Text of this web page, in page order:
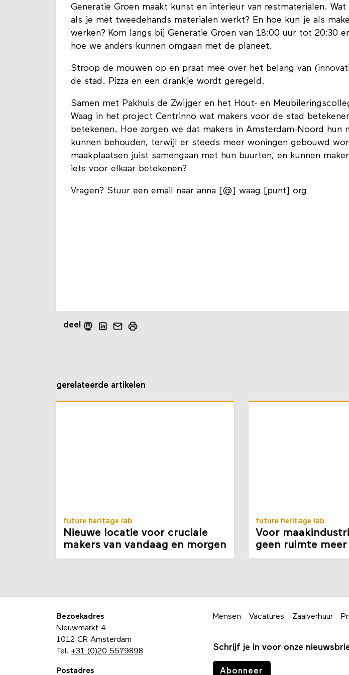
Generatie Groen maakt kunst en interieur van restmaterialen.
als je met tweedehands materialen werkt? En hoe kun je als
werken? Kom langs bij Generatie Groen van 18:00 uur tot 20:30
hoe we anders kunnen omgaan met de planeet.
Stroop de mouwen op en praat mee over het belang van
de stad. Pizza en een drankje wordt geregeld.
Samen met Pakhuis de Zwijger en het Hout- en
Waag in het project Centrinno wat makers voor de stad
betekenen. Hoe zorgen we dat makers in Amsterdam-Noord hun
kunnen behouden, terwijl er steeds meer woningen gebouwd
maakplaatsen juist samengaan met hun buurten, en kunnen
iets voor elkaar betekenen?
Vragen? Stuur een email naar anna [@] waag [punt] org
deel
gerelateerde artikelen
future heritage lab
Nieuwe locatie voor cruciale
makers van vandaag en morgen
future heritage lab
Voor
geen ruimte meer
Bezoekadres
Nieuwmarkt 4
1012 CR Amsterdam
Tel. +31 (0)20 5579898
Postadres
Mensen Vacatures Zaalverhuur
Schrijf je in voor onze
Abonneer